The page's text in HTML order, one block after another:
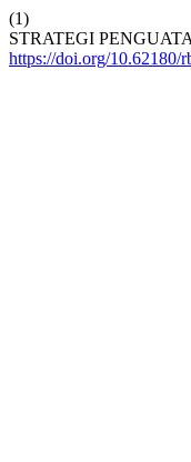
(1)
STRATEGI
https://doi.org/10.62180/